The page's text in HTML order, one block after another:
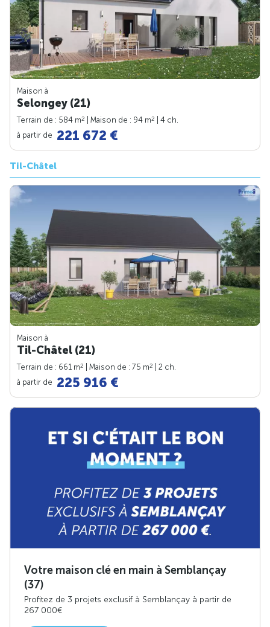
Maison à
Selongey (21)
Terrain de : 584 m2 | Maison de : 94 m2
| 4 ch.
à partir de 221 672 €
Til-Châtel
Maison à
Til-Châtel (21)
Terrain de : 661 m2 | Maison de : 75 m2
| 2 ch.
à partir de 225 916 €
Votre maison clé en main à Semblançay
(37)
Profitez de 3 projets exclusif à Semblançay à partir de
267 000€